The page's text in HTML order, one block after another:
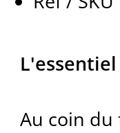
Au coin du